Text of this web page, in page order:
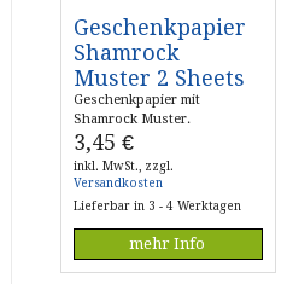
Geschenkpapier
Shamrock
Muster 2 Sheets
Geschenkpapier mit
Shamrock Muster.
3,45 €
inkl. MwSt., zzgl.
Versandkosten
Lieferbar in 3 - 4 Werktagen
mehr Info